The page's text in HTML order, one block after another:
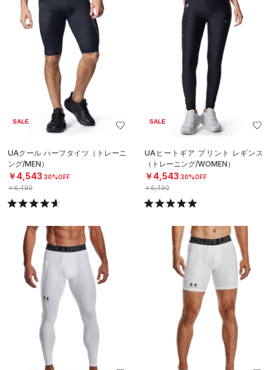
SALE
UAクール ハーフタイツ（トレーニ
ング/MEN）
￥4,543 30%OFF
￥6,490
SALE
UAヒートギア プリント レギンス
（トレーニング/WOMEN）
￥4,543 30%OFF
￥6,490